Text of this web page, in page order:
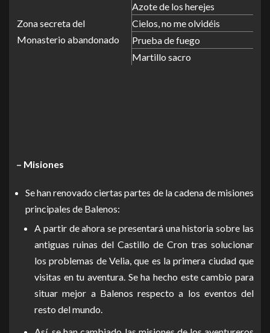
Zona secreta del
Monasterio abandonado
Azote de los herejes
Cielos, no me olvidéis
Prueba de fuego
Martillo sacro
– Misiones
Se han renovado ciertas partes de la cadena de misiones
principales de Balenos:
A partir de ahora se presentará una historia sobre las
antiguas ruinas del Castillo de Cron tras solucionar
los problemas de Velia, que es la primera ciudad que
visitas en tu aventura. Se ha hecho este cambio para
situar mejor a Balenos respecto a los eventos del
resto del mundo.